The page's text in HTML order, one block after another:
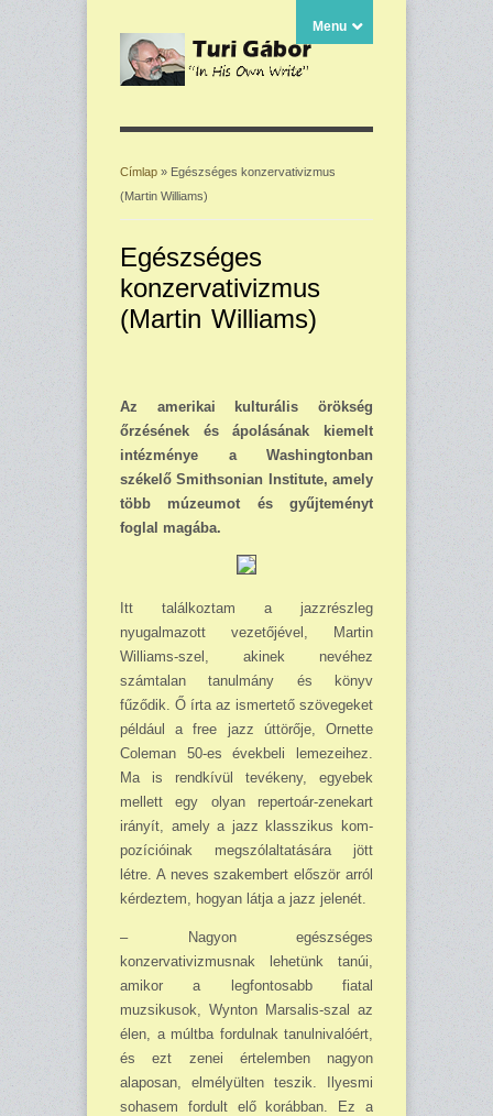
Menu
Jelenlegi hely
Címlap » Egészséges konzervativizmus
(Martin Williams)
Egészséges
konzervativizmus
(Martin Williams)
Az amerikai kulturális örökség
őrzésének és ápolásának kiemelt
intézménye a Washing­tonban
székelő Smithsonian Institute, amely
több múzeumot és gyűjteményt
foglal magába.
Itt talál­koztam a jazzrészleg
nyugalmazott vezetőjével, Martin
Williams-szel, akinek nevéhez
számtalan tanulmány és könyv
fűződik. Ő írta az ismertető szövegeket
például a free jazz úttörője, Ornette
Coleman 50-es évekbeli lemezeihez.
Ma is rendkívül te­vékeny, egyebek
mellett egy olyan repertoár-zenekart
irányít, amely a jazz klasszikus kom­
pozícióinak megszólaltatására jött
létre. A neves szakembert először arról
kérdeztem, hogyan látja a jazz jelenét.
– Nagyon egészséges
konzervativizmusnak lehetünk tanúi,
amikor a legfontosabb fiatal
muzsikusok, Wynton Marsalis-szal az
élen, a múltba fordulnak tanulnivalóért,
és ezt zenei értelemben nagyon
alaposan, elmélyülten teszik. Ilyesmi
sohasem fordult elő korábban. Ez a